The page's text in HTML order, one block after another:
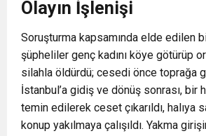
Olayın İşlenişi
Soruşturma kapsamında elde edilen
şüpheliler genç kadını köye götürüp
silahla öldürdü; cesedi önce toprağa
İstanbul’a gidiş ve dönüş sonrası, bir
temin edilerek ceset çıkarıldı, halıya
konup yakılmaya çalışıldı. Yakma